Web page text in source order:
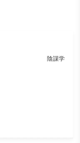
陰謀学